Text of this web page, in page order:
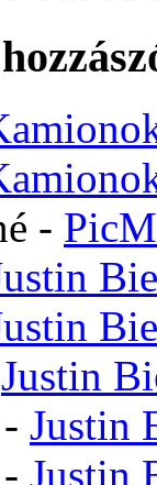
-
Justin
- Justin
- Justin